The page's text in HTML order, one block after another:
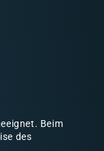
Beim
des